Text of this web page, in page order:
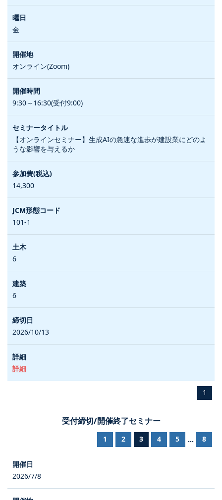
金
オンライン(Zoom)
9:30～16:30(受付9:00)
【オンラインセミナー】生成AIの急速な進歩が建設業にどのよ
うな影響を与えるか
14,300
101-1
6
6
2026/10/13
詳細
1
受付締切/開催終了セミナー
1 2 3 4 5 ... 8
2026/7/8